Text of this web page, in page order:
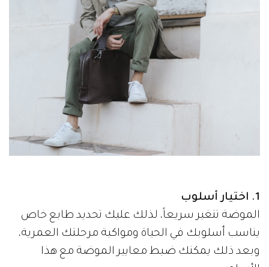
1. اختيار أسلوب
الموضة تتغير سريعاً، لذلك عليك تحديد طابع خاص
يناسب أسلوبك في الحياة ومواكبة مرحلتك العمرية،
وبعد ذلك يمكنك ضبط معايير الموضة مع هذا